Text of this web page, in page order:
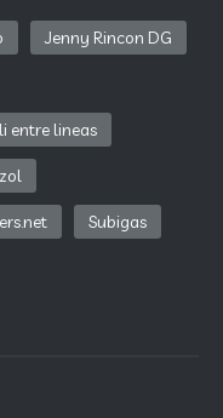
Jenny Rincon DG
entre lineas
Subigas